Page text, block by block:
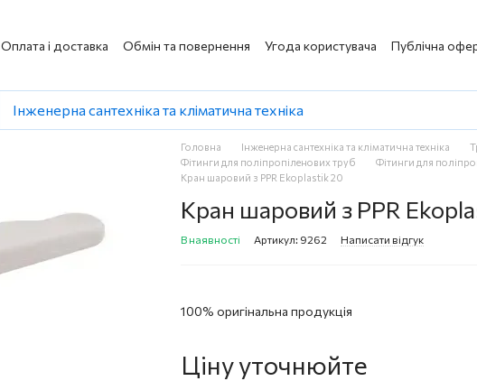
Оплата і доставка Обмін та повернення Угода користувача Публічна
Інженерна сантехніка та кліматична техніка
Головна Інженерна сантехніка та кліматична техніка
Фітинги для поліпропіленових труб
Фітинги для
Кран шаровий з PPR Ekoplastik 20
Кран шаровий з PPR
В наявності Артикул: 9262 Написати відгук
100% оригінальна продукція
Ціну уточнюйте